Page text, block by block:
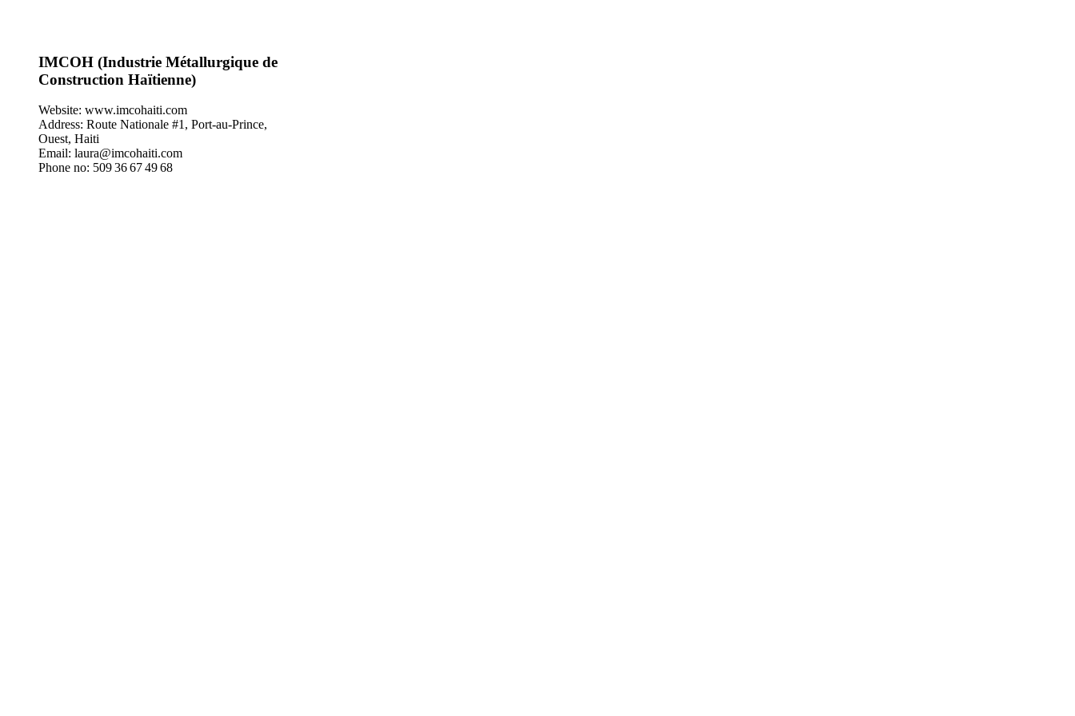
IMCOH (Industrie Métallurgique de
Construction Haïtienne)
Website: www.imcohaiti.com
Address: Route Nationale #1, Port‑au‑Prince,
Ouest, Haiti
Email: laura@imcohaiti.com
Phone no: 509 36 67 49 68